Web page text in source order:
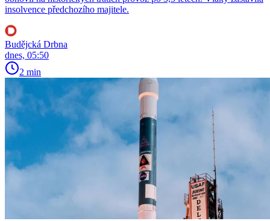
insolvence předchozího majitele.
Budějcká Drbna
dnes, 05:50
2 min